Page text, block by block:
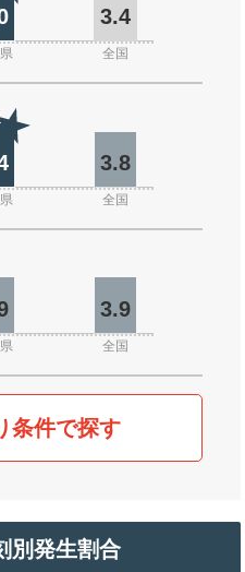
3.4
全国
3.8
全国
3.9
全国
条件で探す
別発生割合